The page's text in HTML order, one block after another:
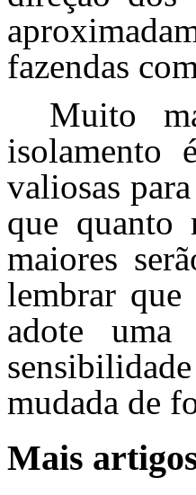
fazendas
Muito
isolamento
valiosas
que quanto
maiores
lembrar que
adote uma
mudada de
Mais